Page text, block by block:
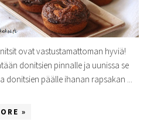
ovat vastustamattoman hyviä!
donitsien pinnalle ja uunissa se
donitsien päälle ihanan rapsakan ...
»